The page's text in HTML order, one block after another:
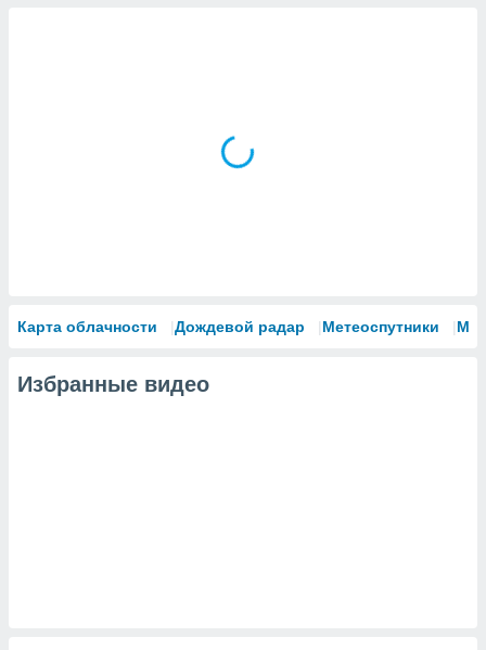
Карта облачности Дождевой радар Метеоспутники
Избранные видео